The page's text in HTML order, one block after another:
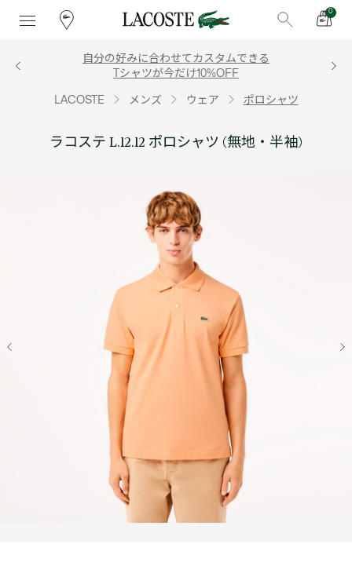
0
自分の好みに合わせてカスタムできる
Tシャツが今だけ10%OFF
LACOSTE メンズ ウェア ポロシャツ
ラコステ L.12.12 ポロシャツ (無地・半袖)